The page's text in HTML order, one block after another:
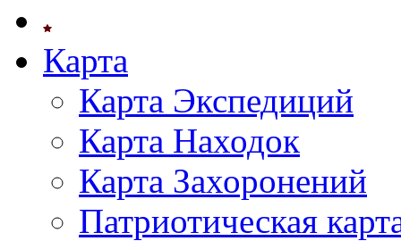
Карта
Карта Экспедиций
Карта Находок
Карта Захоронений
Патриотическая